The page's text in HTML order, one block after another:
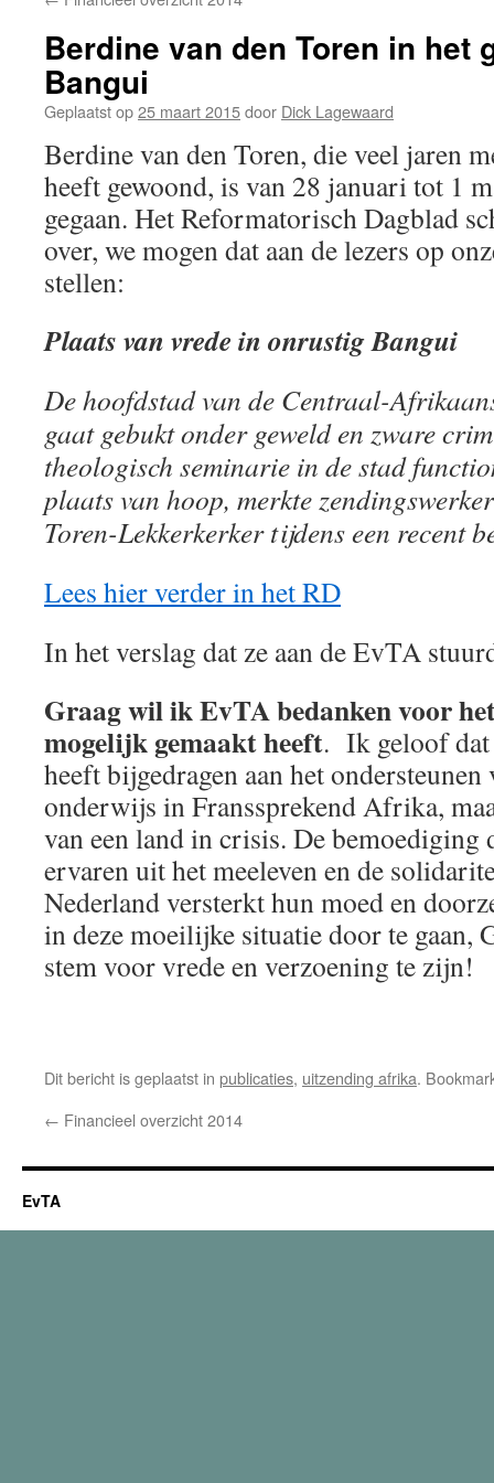
Berdine van den Toren in het
Bangui
Geplaatst op25 maart 2015door Dick Lagewaard
Berdine van den Toren, die veel jaren
heeft gewoond, is van 28 januari tot 1
gegaan. Het Reformatorisch Dagblad
over, we mogen dat aan de lezers op
stellen:
Plaats van vrede in onrustig Bangui
De hoofdstad van de Centraal-
gaat gebukt onder geweld en zware
theologisch seminarie in de stad
plaats van hoop, merkte
Toren-Lekkerkerker tijdens een recent
Lees hier verder in het RD
In het verslag dat ze aan de EvTA
Graag wil ik EvTA bedanken voor
mogelijk gemaakt heeft. Ik geloof dat
heeft bijgedragen aan het
onderwijs in Franssprekend Afrika,
van een land in crisis. De bemoediging
ervaren uit het meeleven en de
Nederland versterkt hun moed en
in deze moeilijke situatie door te gaan,
stem voor vrede en verzoening te zijn!
Dit bericht is geplaatst in publicaties, uitzending afrika.
← Financieel overzicht 2014
EvTA